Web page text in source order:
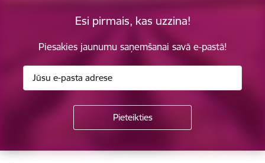
Esi pirmais, kas uzzina!
Piesakies jaunumu saņemšanai savā e-pastā!
Kājene